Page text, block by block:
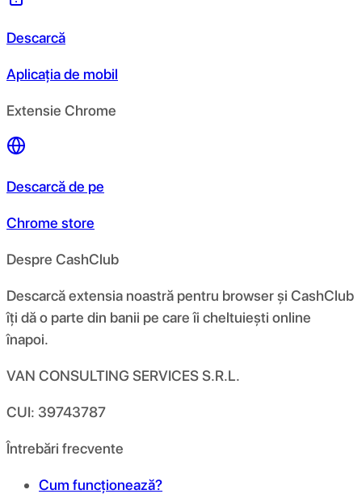
Descarcă
Aplicația de mobil
Extensie Chrome
Descarcă de pe
Chrome store
Despre CashClub
Descarcă extensia noastră pentru browser și CashClub
îți dă o parte din banii pe care îi cheltuiești online
înapoi.
VAN CONSULTING SERVICES S.R.L.
CUI: 39743787
Întrebări frecvente
Cum funcționează?